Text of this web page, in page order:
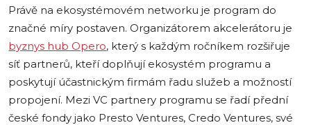
Právě na ekosystémovém networku je program do
značné míry postaven. Organizátorem akcelerátoru je
byznys hub Opero, který s každým ročníkem rozšiřuje
síť partnerů, kteří doplňují ekosystém programu a
poskytují účastnickým firmám řadu služeb a možností
propojení. Mezi VC partnery programu se řadí přední
české fondy jako Presto Ventures, Credo Ventures, své